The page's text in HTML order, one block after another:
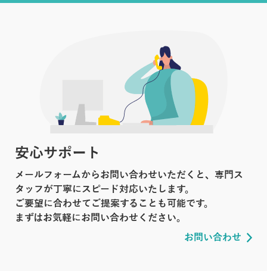
安心サポート
メールフォームからお問い合わせいただくと、専門ス
タッフが丁寧にスピード対応いたします。
ご要望に合わせてご提案することも可能です。
まずはお気軽にお問い合わせください。
お問い合わせ